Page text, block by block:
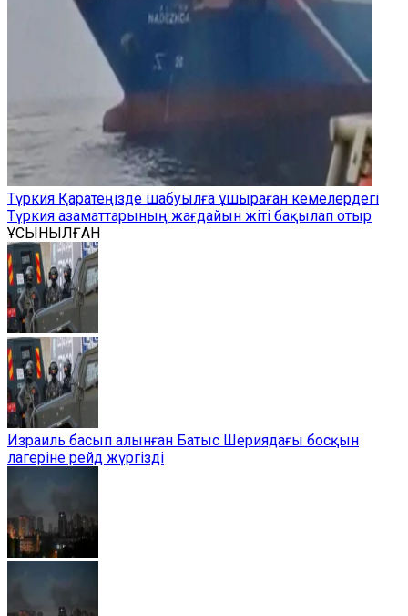
Түркия Қаратеңізде шабуылға ұшыраған кемелердегі
Түркия азаматтарының жағдайын жіті бақылап отыр
ҰСЫНЫЛҒАН
Израиль басып алынған Батыс Шериядағы босқын
лагеріне рейд жүргізді